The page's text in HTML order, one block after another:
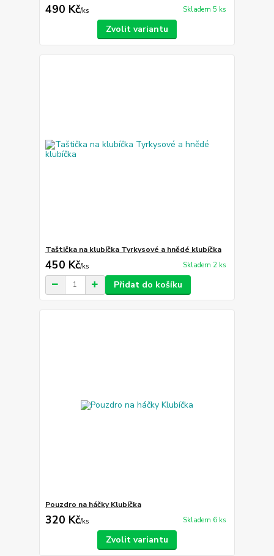
490 Kč/ks Skladem 5 ks
Zvolit variantu
Taštička na klubíčka Tyrkysové a hnědé klubíčka
450 Kč/ks Skladem 2 ks
Přidat do košíku
Pouzdro na háčky Klubíčka
320 Kč/ks Skladem 6 ks
Zvolit variantu